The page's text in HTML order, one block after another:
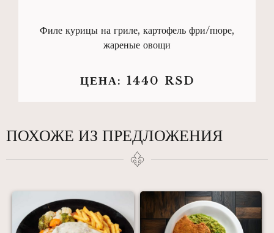
Филе курицы на гриле, картофель фри/пюре,
жареные овощи
ЦЕНА: 1440 RSD
ПОХОЖЕ ИЗ ПРЕДЛОЖЕНИЯ